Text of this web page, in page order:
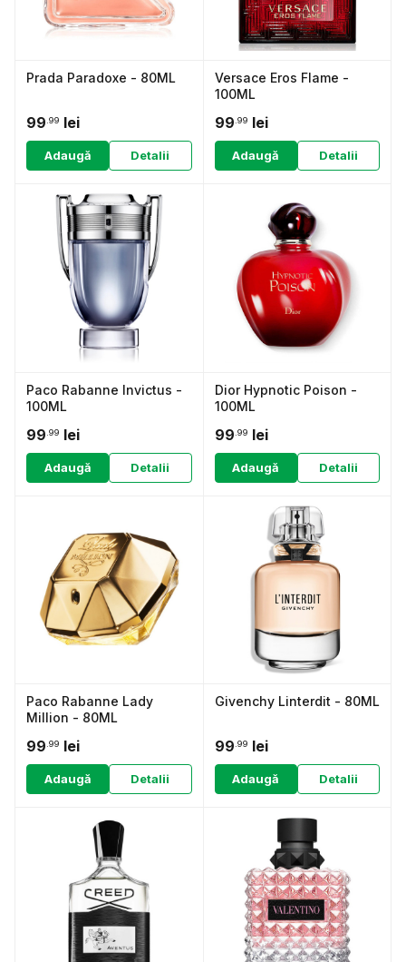
Prada Paradoxe - 80ML
99 .99 lei
Adaugă Detalii
Versace Eros Flame -
100ML
99 .99 lei
Adaugă Detalii
Paco Rabanne Invictus -
100ML
99 .99 lei
Adaugă Detalii
Dior Hypnotic Poison -
100ML
99 .99 lei
Adaugă Detalii
Paco Rabanne Lady
Million - 80ML
99 .99 lei
Adaugă Detalii
Givenchy Linterdit - 80ML
99 .99 lei
Adaugă Detalii